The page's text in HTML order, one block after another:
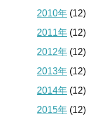
2010年 (12)
2011年 (12)
2012年 (12)
2013年 (12)
2014年 (12)
2015年 (12)